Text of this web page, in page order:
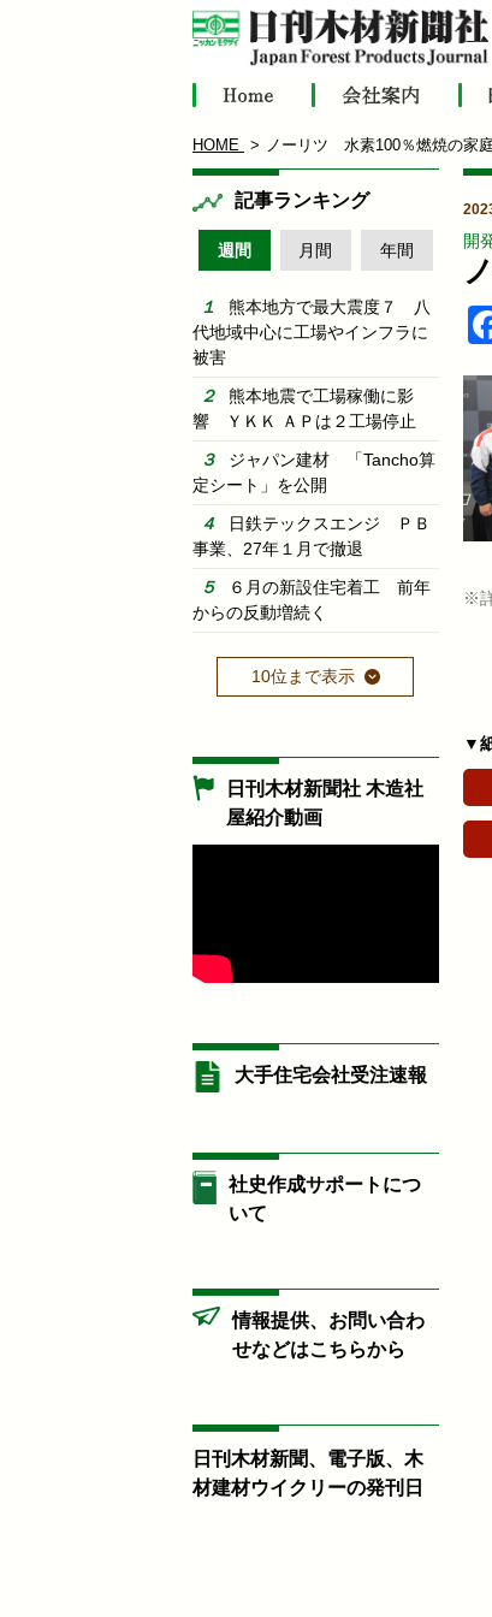
HOME ノーリツ 水素100％燃焼の家
開
※
▼
記事ランキング
週間 月間 年間
熊本地方で最大震度７ 八
代地域中心に工場やインフラに
被害
熊本地震で工場稼働に影
響 ＹＫＫ ＡＰは２工場停止
ジャパン建材 「Tancho算
定シート」を公開
日鉄テックスエンジ ＰＢ
事業、27年１月で撤退
６月の新設住宅着工 前年
からの反動増続く
10位まで表示
日刊木材新聞社 木造社
屋紹介動画
大手住宅会社受注速報
社史作成サポートにつ
いて
情報提供、お問い合わ
せなどはこちらから
日刊木材新聞、電子版、木
材建材ウイクリーの発刊日